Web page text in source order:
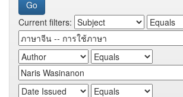
Current filters: